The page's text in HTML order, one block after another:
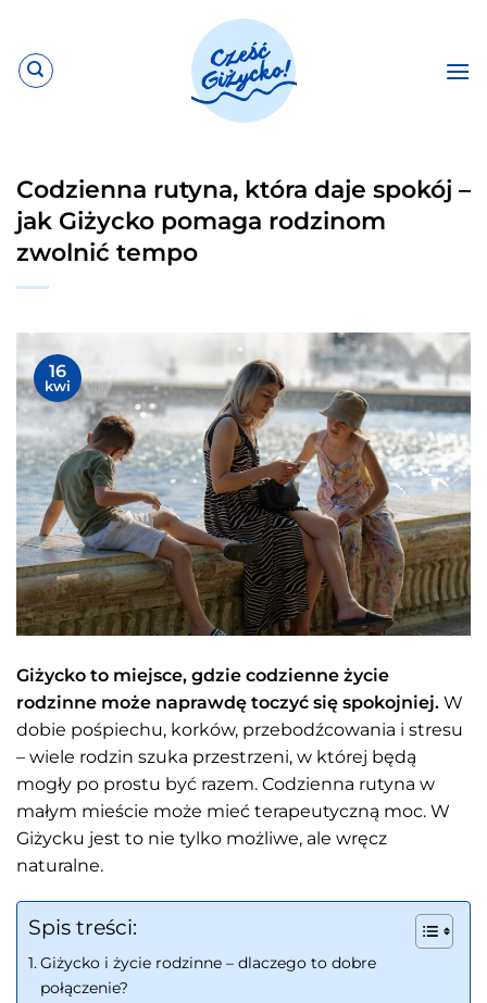
zawartości
Codzienna rutyna, która daje spokój –
jak Giżycko pomaga rodzinom
zwolnić tempo
16
kwi
Giżycko to miejsce, gdzie codzienne życie
rodzinne może naprawdę toczyć się spokojniej. W
dobie pośpiechu, korków, przebodźcowania i stresu
– wiele rodzin szuka przestrzeni, w której będą
mogły po prostu być razem. Codzienna rutyna w
małym mieście może mieć terapeutyczną moc. W
Giżycku jest to nie tylko możliwe, ale wręcz
naturalne.
Spis treści:
Giżycko i życie rodzinne – dlaczego to dobre
połączenie?